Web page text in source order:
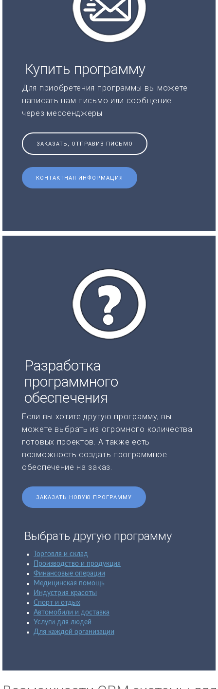
Купить программу
Для приобретения программы вы можете
написать нам письмо или сообщение
через мессенджеры
ЗАКАЗАТЬ, ОТПРАВИВ ПИСЬМО
КОНТАКТНАЯ ИНФОРМАЦИЯ
Разработка
программного
обеспечения
Если вы хотите другую программу, вы
можете выбрать из огромного количества
готовых проектов. А также есть
возможность создать программное
обеспечение на заказ.
ЗАКАЗАТЬ НОВУЮ ПРОГРАММУ
Выбрать другую программу
Торговля и склад
Производство и продукция
Финансовые операции
Медицинская помощь
Индустрия красоты
Спорт и отдых
Автомобили и доставка
Услуги для людей
Для каждой организации